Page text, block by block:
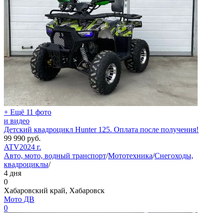
+ Ещё 11 фото
и видео
Детский квадроцикл Hunter 125. Оплата после получения!
99 990 руб.
ATV2024 г.
Авто, мото, водный транспорт/Мототехника/Снегоходы,
квадроциклы/
4 дня
0
Хабаровский край, Хабаровск
Мото ДВ
0